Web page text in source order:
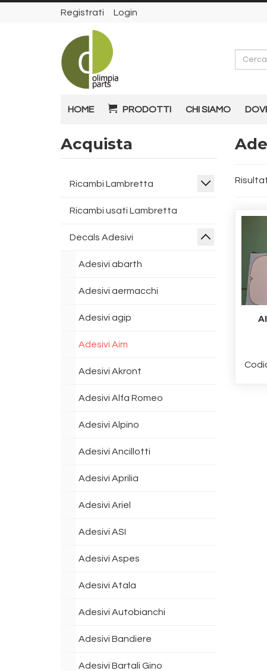
Registrati Login
Cerca
HOME PRODOTTI CHI SIAMO
Acquista
Ricambi Lambretta
Ricambi usati Lambretta
Decals Adesivi
Adesivi abarth
Adesivi aermacchi
Adesivi agip
Adesivi Aim
Adesivi Akront
Adesivi Alfa Romeo
Adesivi Alpino
Adesivi Ancillotti
Adesivi Aprilia
Adesivi Ariel
Adesivi ASI
Adesivi Aspes
Adesivi Atala
Adesivi Autobianchi
Adesivi Bandiere
Adesivi Bartali Gino